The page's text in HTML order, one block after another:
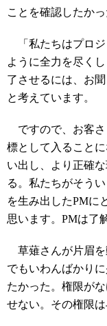
ことを確認したかっ
「私たちはプロジ
ように全力を尽く
了させるには、お
と考えています。
ですので、お客さ
標として入ること
い出し、より正確
る。私たちがそう
を生み出したPMに
思います。PMは了
草薙さんが片眉を
でもいわんばかり
たかった。権限が
せない。その権限は